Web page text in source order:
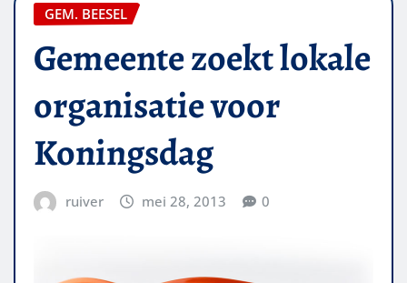
GEM. BEESEL
Gemeente zoekt lokale
organisatie voor
Koningsdag
ruiver mei 28, 2013 0